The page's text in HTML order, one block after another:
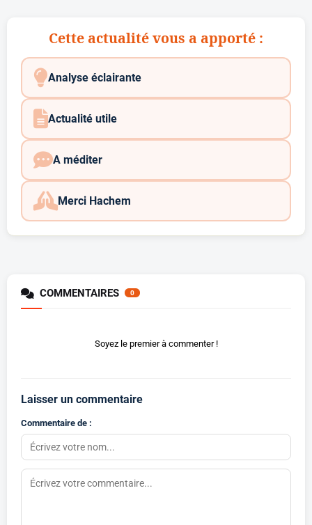
Cette actualité vous a apporté :
Analyse éclairante
Actualité utile
A méditer
Merci Hachem
COMMENTAIRES 0
Soyez le premier à commenter !
Laisser un commentaire
Commentaire de :